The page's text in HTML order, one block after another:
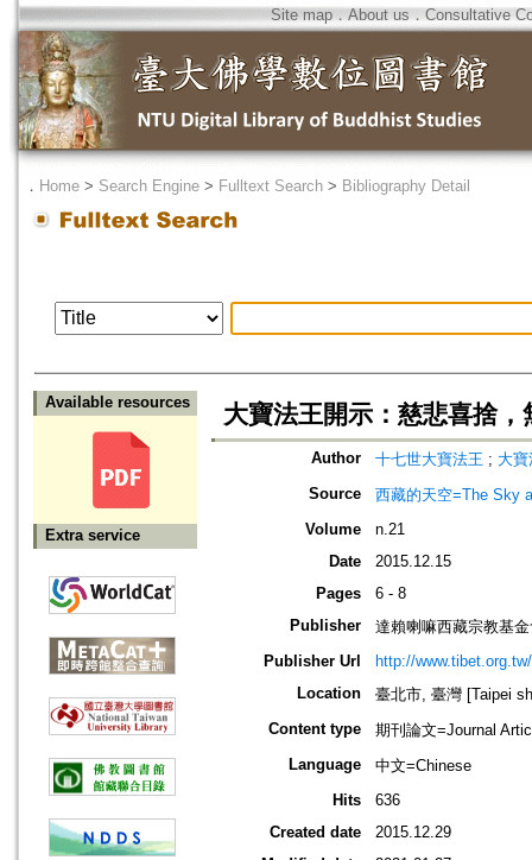
Site map．About us ． Consultative
． Home > Search Engine > Fulltext Search > Bibliography Detail
Available resources
Extra service
大寶法王開示：慈悲喜捨，
Author 十七世大寶法王 ; 大
Source
西藏的天空=The Sky
Volume
n.21
Date
2015.12.15
Pages
6 - 8
Publisher
達賴喇嘛西藏宗教基
Publisher Url
http://www.tibet.org.tw/
Location
臺北市, 臺灣 [Taipei
Content type
期刊論文=Journal
Language
中文=Chinese
Hits
636
Created date
2015.12.29